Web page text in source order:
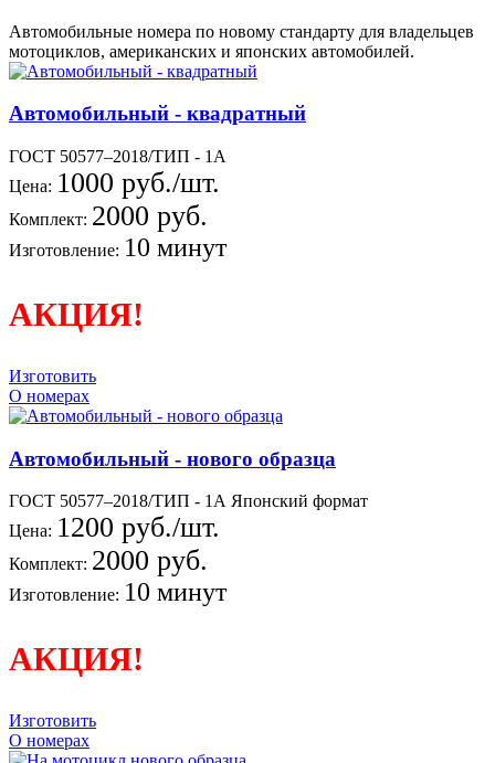
Автомобильные номера по новому стандарту для владельцев
мотоциклов, американских и японских автомобилей.
Автомобильный - квадратный
ГОСТ 50577–2018/ТИП - 1А
Цена: 1000 руб./шт.
Комплект: 2000 руб.
Изготовление: 10 минут
АКЦИЯ!
Изготовить
О номерах
Автомобильный - нового образца
ГОСТ 50577–2018/ТИП - 1А Японский формат
Цена: 1200 руб./шт.
Комплект: 2000 руб.
Изготовление: 10 минут
АКЦИЯ!
Изготовить
О номерах